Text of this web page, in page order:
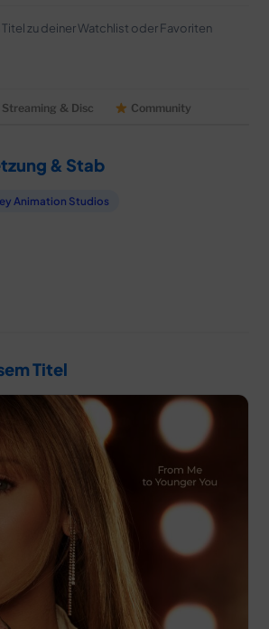
zu deiner Watchlist oder Favoriten
Streaming & Disc Community
& Stab
Animation Studios
Titel